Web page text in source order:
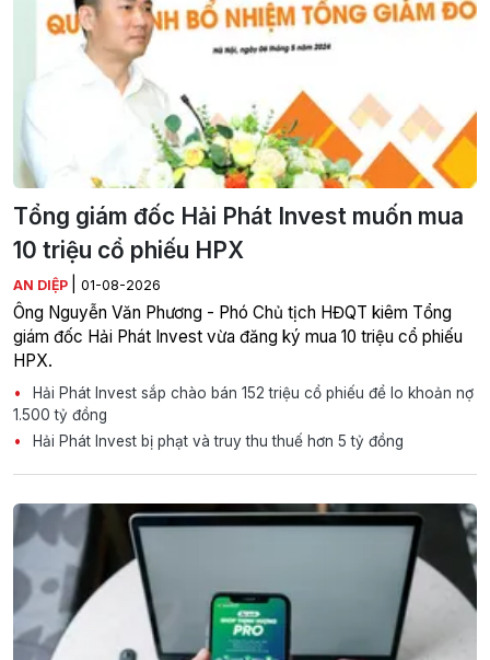
Tổng giám đốc Hải Phát Invest muốn mua
10 triệu cổ phiếu HPX
AN DIỆP 01-08-2026
Ông Nguyễn Văn Phương - Phó Chủ tịch HĐQT kiêm Tổng
giám đốc Hải Phát Invest vừa đăng ký mua 10 triệu cổ phiếu
HPX.
Hải Phát Invest sắp chào bán 152 triệu cổ phiếu để lo khoản nợ
1.500 tỷ đồng
Hải Phát Invest bị phạt và truy thu thuế hơn 5 tỷ đồng